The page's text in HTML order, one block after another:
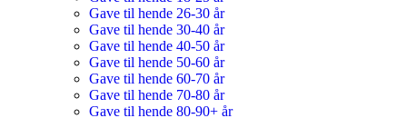
Gave til hende 26-30 år
Gave til hende 30-40 år
Gave til hende 40-50 år
Gave til hende 50-60 år
Gave til hende 60-70 år
Gave til hende 70-80 år
Gave til hende 80-90+ år